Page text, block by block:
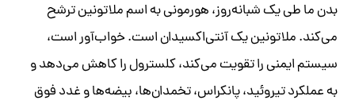
بدن ما طی یک شبانه‌روز، هورمونی به اسم ملاتونین ترشح
می‌کند. ملاتونین یک آنتی‌اکسیدان است. خواب‌آور است،
سیستم ایمنی را تقویت می‌کند، کلسترول را کاهش می‌دهد و
به عملکرد تیروئید، پانکراس، تخمدان‌ها، بیضه‌ها و غدد فوق